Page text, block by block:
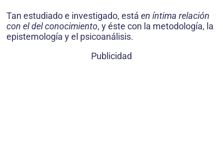
Tan estudiado e investigado, está en íntima relación
con el del conocimiento, y éste con la metodología, la
epistemología y el psicoanálisis.
Publicidad